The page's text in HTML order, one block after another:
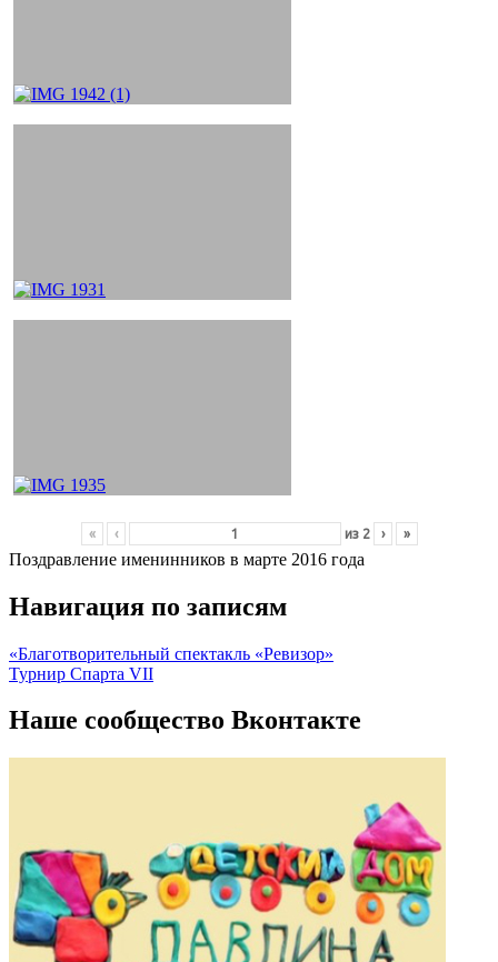
« ‹ из 2 › »
Поздравление именинников в марте 2016 года
Навигация по записям
«Благотворительный спектакль «Ревизор»
Турнир Спарта VII
Наше сообщество Вконтакте